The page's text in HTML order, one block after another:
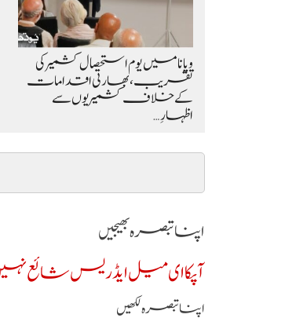
ویانا میں یوم استحصال کشمیر کی
تقریب، بھارتی اقدامات
کے خلاف کشمیریوں سے
اظہارِ…
اپنا تبصرہ بھیجیں
آپکا ای میل ایڈریس شائع
اپنا تبصرہ لکھیں